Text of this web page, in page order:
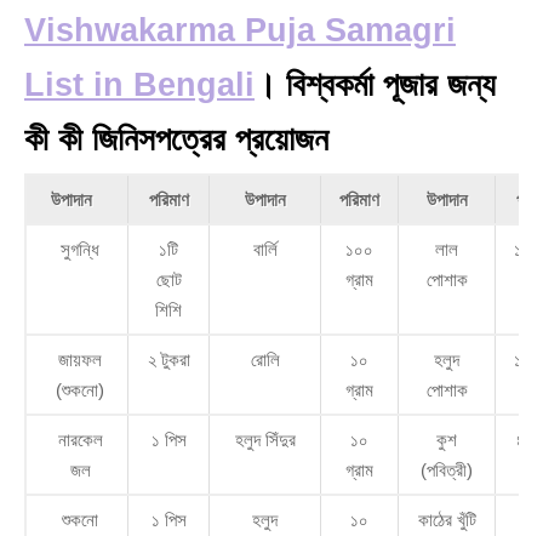
Vishwakarma Puja Samagri
List in Bengali । বিশ্বকর্মা পূজার জন্য
কী কী জিনিসপত্রের প্রয়োজন
উপাদান পরিমাণ উপাদান পরিমাণ উপাদান
সুগন্ধি
১টি
ছোট
শিশি
বার্লি
১০০
গ্রাম
লাল
পোশাক
১
জায়ফল
(শুকনো)
২ টুকরা রোলি
১০
গ্রাম
হলুদ
পোশাক
১
নারকেল
জল
১ পিস হলুদ সিঁদুর
১০
গ্রাম
কুশ
(পবিত্রী)
৪
শুকনো ১ পিস হলুদ ১০ কাঠের খুঁটি